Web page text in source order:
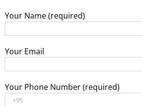
Your Name (required)
Your Email
Your Phone Number (required)